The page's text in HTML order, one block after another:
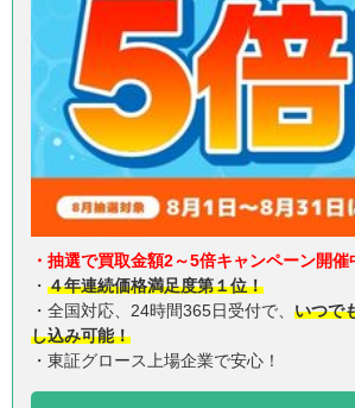
・抽選で買取金額2～5倍キャンペーン開催
・ ４年連続価格満足度第１位！
・全国対応、24時間365日受付で、 いつで
し込み可能！
・東証グロース上場企業で安心！